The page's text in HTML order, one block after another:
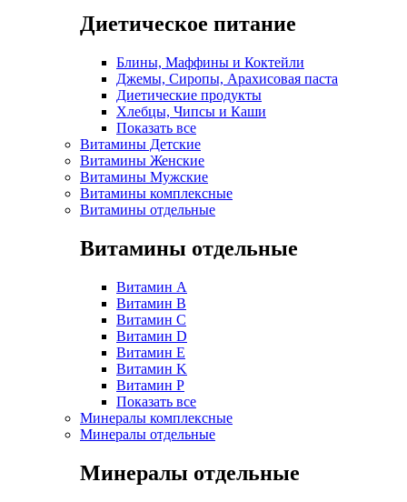
Диетическое питание
Блины, Маффины и Коктейли
Джемы, Сиропы, Арахисовая паста
Диетические продукты
Хлебцы, Чипсы и Каши
Показать все
Витамины Детские
Витамины Женские
Витамины Мужские
Витамины комплексные
Витамины отдельные
Витамины отдельные
Витамин A
Витамин B
Витамин C
Витамин D
Витамин E
Витамин K
Витамин P
Показать все
Минералы комплексные
Минералы отдельные
Минералы отдельные